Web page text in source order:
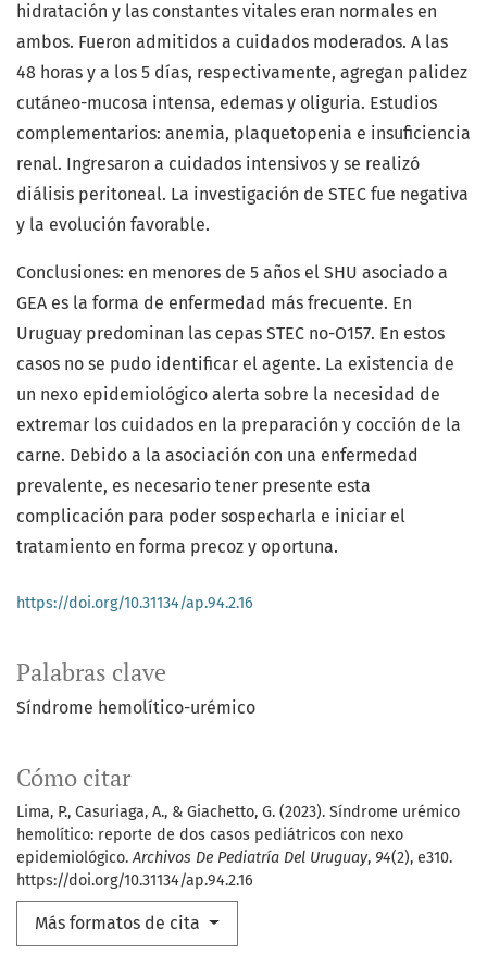
Palabras clave
Síndrome hemolítico-urémico
Cómo citar
Lima, P., Casuriaga, A., & Giachetto, G. (2023). Síndrome urémico
hemolítico: reporte de dos casos pediátricos con nexo
epidemiológico.Archivos De Pediatría Del Uruguay, 94(2), e310.
https://doi.org/10.31134/ap.94.2.16
Más formatos de cita
hidratación y las constantes vitales eran normales en
ambos. Fueron admitidos a cuidados moderados. A las
48 horas y a los 5 días, respectivamente, agregan palidez
cutáneo-mucosa intensa, edemas y oliguria. Estudios
complementarios: anemia, plaquetopenia e insuficiencia
renal. Ingresaron a cuidados intensivos y se realizó
diálisis peritoneal. La investigación de STEC fue negativa
y la evolución favorable.
Conclusiones: en menores de 5 años el SHU asociado a
GEA es la forma de enfermedad más frecuente. En
Uruguay predominan las cepas STEC no-O157. En estos
casos no se pudo identificar el agente. La existencia de
un nexo epidemiológico alerta sobre la necesidad de
extremar los cuidados en la preparación y cocción de la
carne. Debido a la asociación con una enfermedad
prevalente, es necesario tener presente esta
complicación para poder sospecharla e iniciar el
tratamiento en forma precoz y oportuna.
https://doi.org/10.31134/ap.94.2.16